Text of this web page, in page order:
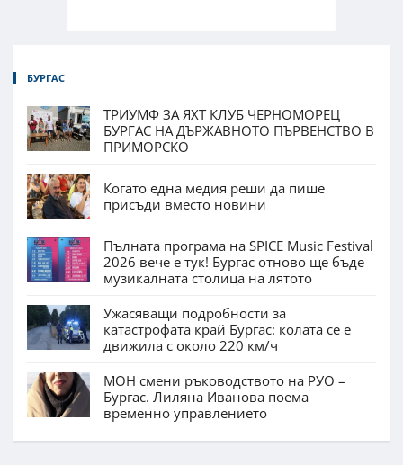
БУРГАС
ТРИУМФ ЗА ЯХТ КЛУБ ЧЕРНОМОРЕЦ
БУРГАС НА ДЪРЖАВНОТО ПЪРВЕНСТВО В
ПРИМОРСКО
Когато една медия реши да пише
присъди вместо новини
Пълната програма на SPICE Music Festival
2026 вече е тук! Бургас отново ще бъде
музикалната столица на лятото
Ужасяващи подробности за
катастрофата край Бургас: колата се е
движила с около 220 км/ч
МОН смени ръководството на РУО –
Бургас. Лиляна Иванова поема
временно управлението